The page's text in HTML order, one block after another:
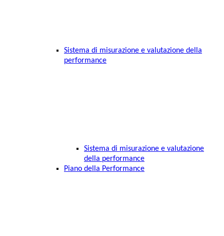
Sistema di misurazione e valutazione della
performance
Sistema di misurazione e valutazione
della performance
Piano della Performance